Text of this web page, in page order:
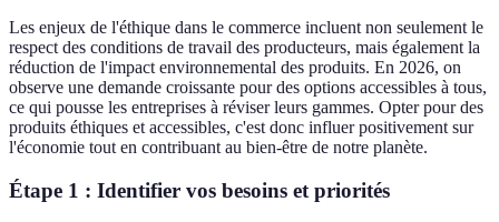
Les enjeux de l'éthique dans le commerce incluent non seulement le
respect des conditions de travail des producteurs, mais également la
réduction de l'impact environnemental des produits. En 2026, on
observe une demande croissante pour des options accessibles à tous,
ce qui pousse les entreprises à réviser leurs gammes. Opter pour des
produits éthiques et accessibles, c'est donc influer positivement sur
l'économie tout en contribuant au bien-être de notre planète.
Étape 1 : Identifier vos besoins et priorités